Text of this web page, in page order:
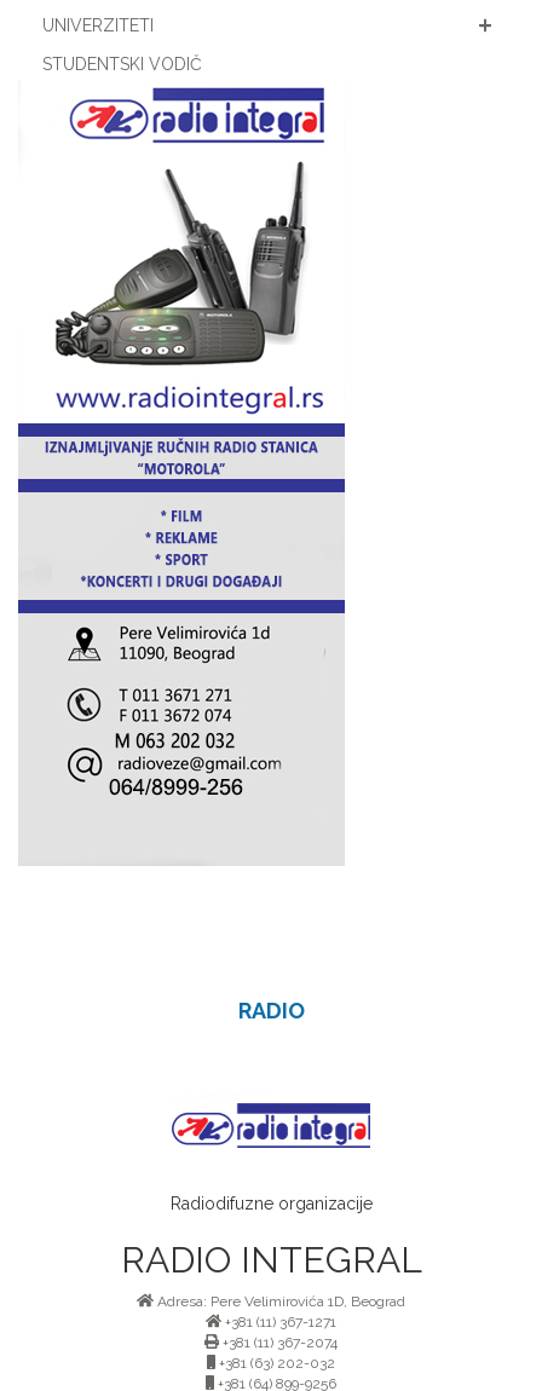
UNIVERZITETI
STUDENTSKI VODIČ
RADIO
Radiodifuzne organizacije
RADIO INTEGRAL
Adresa: Pere Velimirovića 1D, Beograd
+381 (11) 367-1271
+381 (11) 367-2074
+381 (63) 202-032
+381 (64) 899-9256